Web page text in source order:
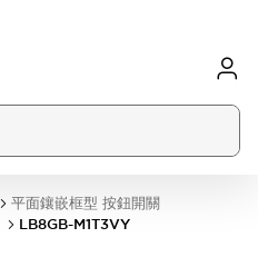
平面鑲嵌框型 按鈕開關
LB8GB-M1T3VY